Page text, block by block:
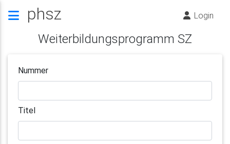
phsz Login
Weiterbildungsprogramm SZ
Nummer
Titel